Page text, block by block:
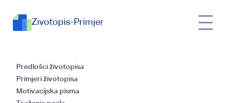
Zivotopis-Primjer
Predlošci životopisa
Primjeri životopisa
Motivacijska pisma
Predložak za Pisanje
Propratnog Pisma i